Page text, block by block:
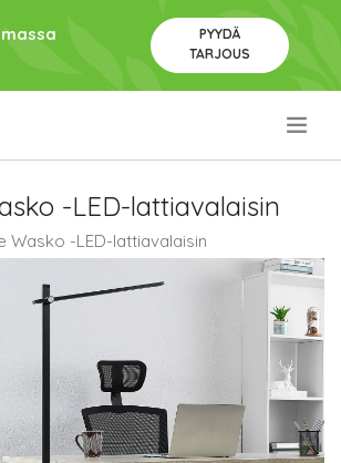
PYYDÄ
TARJOUS
-LED-lattiavalaisin
Wasko -LED-lattiavalaisin